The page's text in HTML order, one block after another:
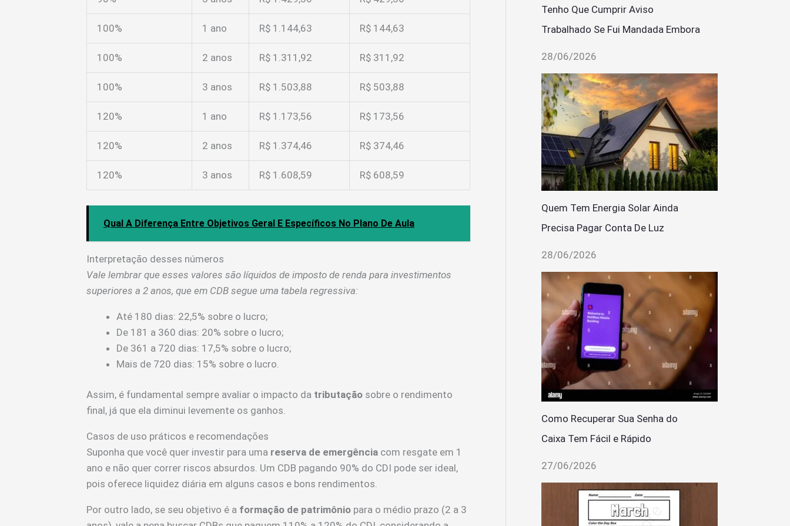
100% 1 ano R$ 1.144,63 R$ 144,63
100% 2 anos R$ 1.311,92 R$ 311,92
100% 3 anos R$ 1.503,88 R$ 503,88
120% 1 ano R$ 1.173,56 R$ 173,56
120% 2 anos R$ 1.374,46 R$ 374,46
120% 3 anos R$ 1.608,59 R$ 608,59
Qual A Diferença Entre Objetivos Geral E Específicos No Plano De Aula
Interpretação desses números
Vale lembrar que esses valores são líquidos de imposto de renda para investimentos
superiores a 2 anos, que em CDB segue uma tabela regressiva:
Até 180 dias: 22,5% sobre o lucro;
De 181 a 360 dias: 20% sobre o lucro;
De 361 a 720 dias: 17,5% sobre o lucro;
Mais de 720 dias: 15% sobre o lucro.
Assim, é fundamental sempre avaliar o impacto da tributação sobre o rendimento
final, já que ela diminui levemente os ganhos.
Casos de uso práticos e recomendações
Suponha que você quer investir para uma reserva de emergência com resgate em 1
ano e não quer correr riscos absurdos. Um CDB pagando 90% do CDI pode ser ideal,
pois oferece liquidez diária em alguns casos e bons rendimentos.
Por outro lado, se seu objetivo é a formação de patrimônio para o médio prazo (2 a 3
Tenho Que Cumprir Aviso
Trabalhado Se Fui Mandada Embora
28/06/2026
Quem Tem Energia Solar Ainda
Precisa Pagar Conta De Luz
28/06/2026
Como Recuperar Sua Senha do
Caixa Tem Fácil e Rápido
27/06/2026